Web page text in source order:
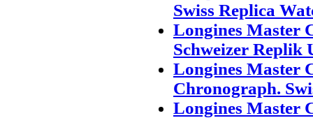
Swiss Replica
Longines Master
Schweizer Replik
Longines Master
Chronograph.
Longines Master